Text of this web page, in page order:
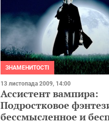
ЗНАМЕНИТОСТІ
13 листопада 2009, 14:00
Ассистент вампира:
Подростковое
бессмысленное и